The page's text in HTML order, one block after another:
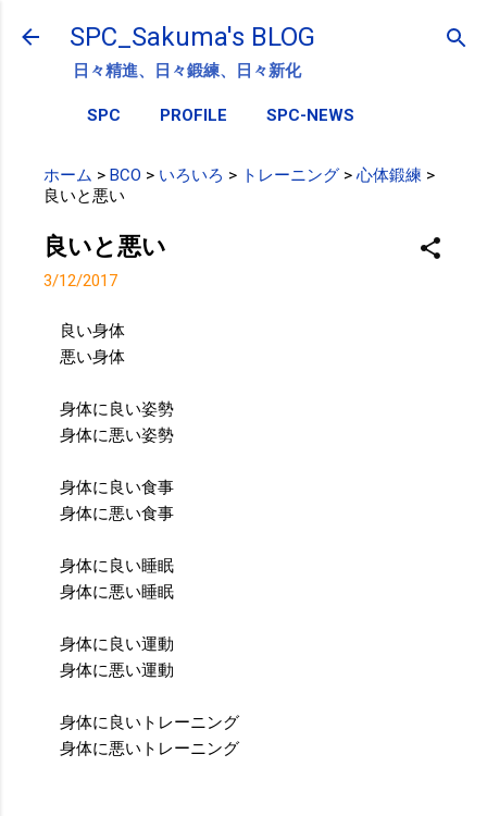
スキップしてメイン コンテンツに移動
SPC_Sakuma's BLOG
日々精進、日々鍛練、日々新化
SPC PROFILE SPC-NEWS
ホーム > BCO > いろいろ > トレーニング > 心体鍛練 >
良いと悪い
良いと悪い
3/12/2017
良い身体
悪い身体
身体に良い姿勢
身体に悪い姿勢
身体に良い食事
身体に悪い食事
身体に良い睡眠
身体に悪い睡眠
身体に良い運動
身体に悪い運動
身体に良いトレーニング
身体に悪いトレーニング